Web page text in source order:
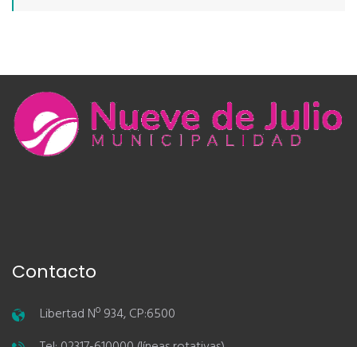
Contacto
Libertad Nº 934, CP:6500